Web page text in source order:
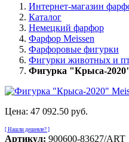
Интернет-магазин
Каталог
Немецкий фарфор
Фарфор Meissen
Фарфоровые фигурки
Фигурки животных и
Фигурка "Крыса-
Цена: 47 092.50 руб.
[ Нашли дешевле? ]
Артикул: 900600-83627/ART